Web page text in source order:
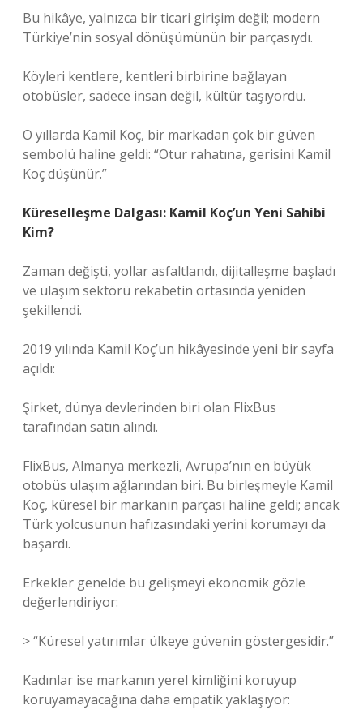
Bu hikâye, yalnızca bir ticari girişim değil; modern
Türkiye’nin sosyal dönüşümünün bir parçasıydı.
Köyleri kentlere, kentleri birbirine bağlayan
otobüsler, sadece insan değil, kültür taşıyordu.
O yıllarda Kamil Koç, bir markadan çok bir güven
sembolü haline geldi: “Otur rahatına, gerisini Kamil
Koç düşünür.”
Küreselleşme Dalgası: Kamil Koç’un Yeni Sahibi
Kim?
Zaman değişti, yollar asfaltlandı, dijitalleşme başladı
ve ulaşım sektörü rekabetin ortasında yeniden
şekillendi.
2019 yılında Kamil Koç’un hikâyesinde yeni bir sayfa
açıldı:
Şirket, dünya devlerinden biri olan FlixBus
tarafından satın alındı.
FlixBus, Almanya merkezli, Avrupa’nın en büyük
otobüs ulaşım ağlarından biri. Bu birleşmeyle Kamil
Koç, küresel bir markanın parçası haline geldi; ancak
Türk yolcusunun hafızasındaki yerini korumayı da
başardı.
Erkekler genelde bu gelişmeyi ekonomik gözle
değerlendiriyor:
> “Küresel yatırımlar ülkeye güvenin göstergesidir.”
Kadınlar ise markanın yerel kimliğini koruyup
koruyamayacağına daha empatik yaklaşıyor: